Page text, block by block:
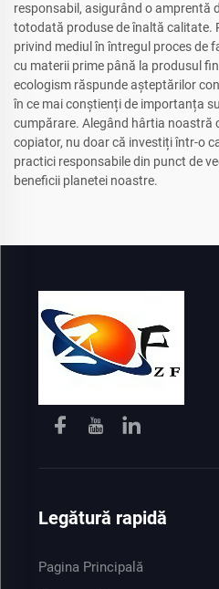
responsabil, asigurând o amprentă
totodată produse de înaltă calitate.
privind mediul în întregul proces de
cu materii prime până la produsul
ecologism răspunde așteptărilor
în ce mai conștienți de importanța
cumpărare. Alegând hârtia noastră
copiator, nu doar că investiți într-o
practici responsabile din punct de
beneficii planetei noastre.
Legătură rapidă
Pagina Principală